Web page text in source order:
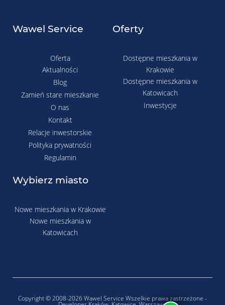
Wawel Service
Oferta
Aktualności
Blog
Zamień stare mieszkanie
O nas
Kontakt
Relacje inwestorskie
Polityka prywatności
Regulamin
Oferty
Dostępne mieszkania w
Krakowie
Dostępne mieszkania w
Katowicach
Inwestycje
Wybierz miasto
Nowe mieszkania w Krakowie
Nowe mieszkania w
Katowicach
Copyright © 2008-2026 Wawel Service Wszelkie prawa zastrzeżone -